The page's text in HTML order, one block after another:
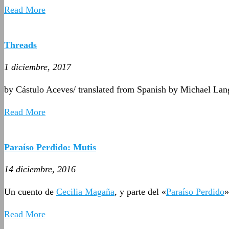
Read More
Threads
1 diciembre, 2017
by Cástulo Aceves/ translated from Spanish by Michael
Read More
Paraíso Perdido: Mutis
14 diciembre, 2016
Un cuento de Cecilia Magaña, y parte del «Paraíso Perdido»
Read More